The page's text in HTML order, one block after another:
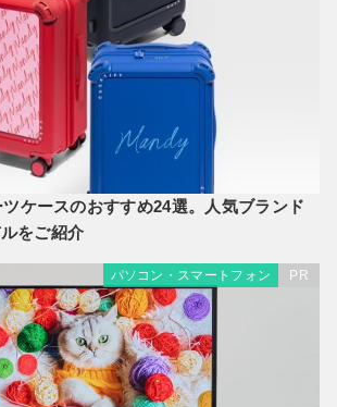
ツケースのおすすめ24選。人気ブランド
をご紹介
パソコン・スマートフォン PR